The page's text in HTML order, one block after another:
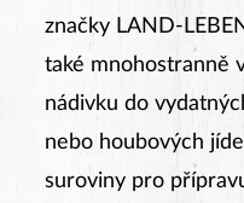
značky LAND-
také mnohostranně
nádivku do
nebo houbových
suroviny pro